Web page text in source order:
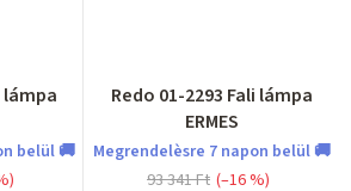
lámpa
belül 🚚
Redo 01-2293 Fali lámpa
ERMES
Megrendelèsre 7 napon belül 🚚
93 341 Ft (–16 %)